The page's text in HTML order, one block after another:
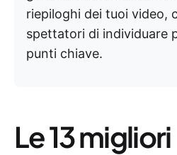
riepiloghi dei tuoi video,
spettatori di individuare
punti chiave.
Le 13 migliori